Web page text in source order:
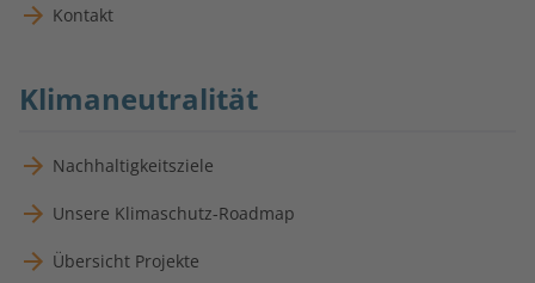
Kontakt
Klimaneutralität
Nachhaltigkeitsziele
Unsere Klimaschutz-Roadmap
Übersicht Projekte